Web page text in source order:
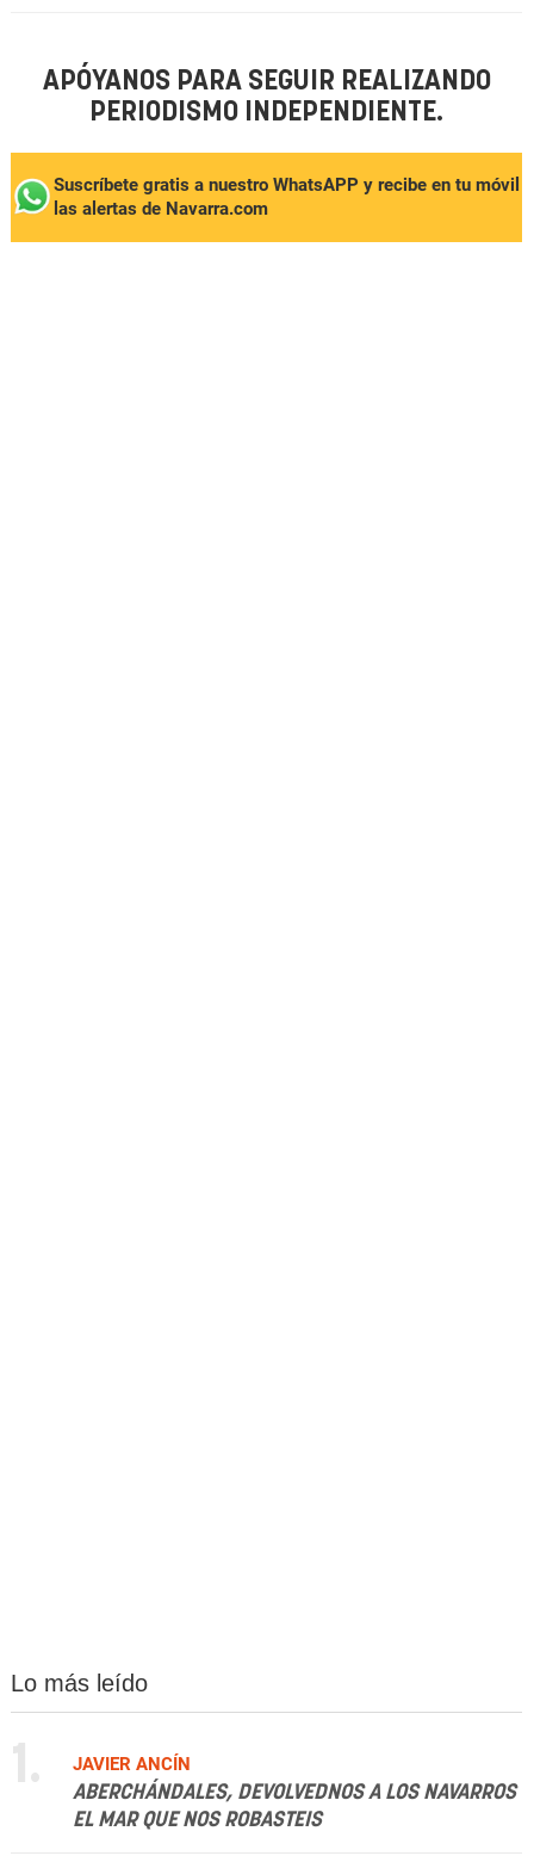
APÓYANOS PARA SEGUIR REALIZANDO
PERIODISMO INDEPENDIENTE.
Suscríbete gratis a nuestro WhatsAPP y recibe en tu móvil
las alertas de Navarra.com
Lo más leído
1.
JAVIER ANCÍN
ABERCHÁNDALES, DEVOLVEDNOS A LOS NAVARROS
EL MAR QUE NOS ROBASTEIS